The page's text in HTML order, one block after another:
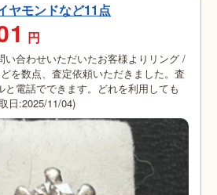
ヤモンドなど11点
円
い合わせいただいたお客様よりリング /
を数点、査定依頼いただきました。査
と電話でできます。どれを利用しても
日:2025/11/04)